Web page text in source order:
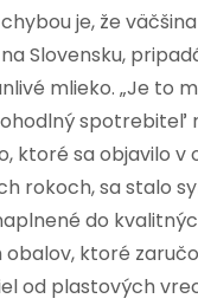
je, že
Slovensku,
mlieko. „Je to
spotrebiteľ
ktoré sa objavilo v
rokoch, sa stalo
do
ktoré
od plastových